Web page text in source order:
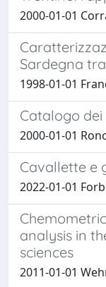
2000-01-01
Sardegna
1998-01-01
Catalogo dei
2000-01-01
Cavallette e
2022-01-01
analysis in
sciences
2011-01-01